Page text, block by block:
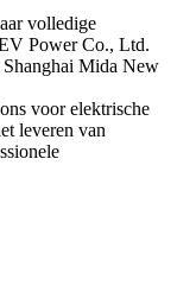
volledige
Power Co., Ltd.
Mida New
voor elektrische
leveren van